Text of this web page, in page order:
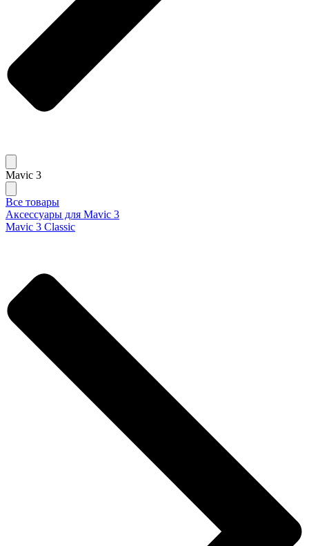
Mavic 3
Все товары
Аксессуары для Mavic 3
Mavic 3 Classic